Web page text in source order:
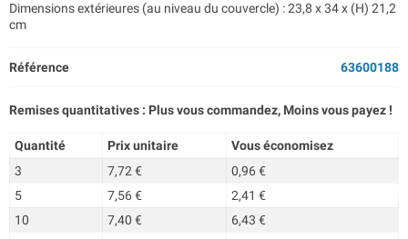
Dimensions extérieures (au niveau du couvercle) : 23,8 x 34 x (H) 21,2
cm
Référence 63600188
Remises quantitatives : Plus vous commandez, Moins vous payez !
Quantité Prix unitaire
Vous économisez
3
7,72 €
0,96 €
5
7,56 €
2,41 €
10
7,40 €
6,43 €